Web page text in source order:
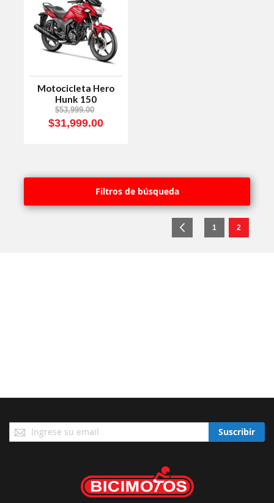
Motocicleta Hero
Hunk 150
$53,999.00
$31,999.00
Filtros de búsqueda
Página Página
AnteriorPágina
1 Está
2
Suscríbase
a
Suscribir